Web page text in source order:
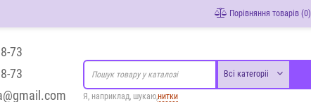
Порівняння товарів (0)
73
73
Всі категоріі
Я, наприклад, шукаю,нитки